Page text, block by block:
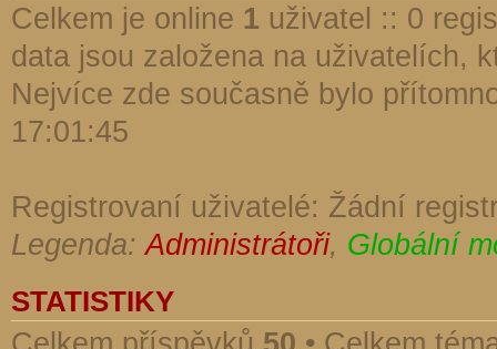
Celkem je online 1 uživatel :: 0
data jsou založena na uživatelích,
Nejvíce zde současně bylo
17:01:45
Registrovaní uživatelé: Žádní
Legenda:Administrátoři, Globální
STATISTIKY